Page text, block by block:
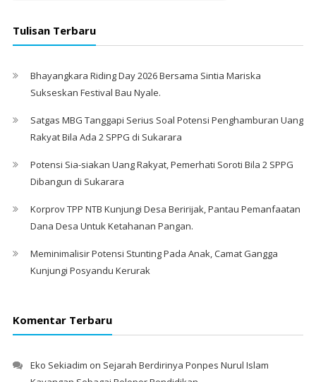
Tulisan Terbaru
Bhayangkara Riding Day 2026 Bersama Sintia Mariska
Sukseskan Festival Bau Nyale. ‎
Satgas MBG Tanggapi Serius Soal Potensi Penghamburan Uang
Rakyat Bila Ada 2 SPPG di Sukarara
Potensi Sia-siakan Uang Rakyat, Pemerhati Soroti Bila 2 SPPG
Dibangun di Sukarara
Korprov TPP NTB Kunjungi Desa Beririjak, Pantau Pemanfaatan
Dana Desa Untuk Ketahanan Pangan.
Meminimalisir Potensi Stunting Pada Anak, Camat Gangga
Kunjungi Posyandu Kerurak
Komentar Terbaru
Eko Sekiadim on Sejarah Berdirinya Ponpes Nurul Islam